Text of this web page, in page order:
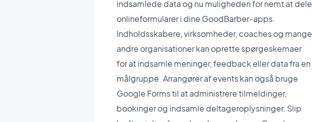
indsamlede data og nu muligheden for nemt at dele
onlineformularer i dine GoodBarber-apps.
Indholdsskabere, virksomheder, coaches og mange
andre organisationer kan oprette spørgeskemaer
for at indsamle meninger, feedback eller data fra en
målgruppe. Arrangører af events kan også bruge
Google Forms til at administrere tilmeldinger,
bookinger og indsamle deltageroplysninger. Slip